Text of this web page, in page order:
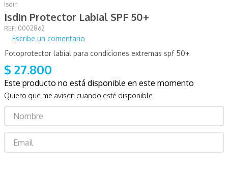
Isdin
Isdin Protector Labial SPF 50+
: 0002862
Escribe un comentario
Fotoprotector labial para condiciones extremas spf 50+
$ 27.800
Este producto no está disponible en este momento
Quiero que me avisen cuando esté disponible
posay